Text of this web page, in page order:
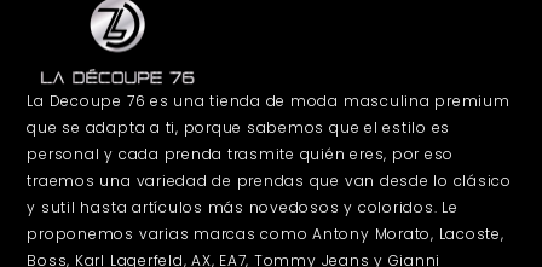
La Decoupe 76 es una tienda de moda masculina premium
que se adapta a ti, porque sabemos que el estilo es
personal y cada prenda trasmite quién eres, por eso
traemos una variedad de prendas que van desde lo clásico
y sutil hasta artículos más novedosos y coloridos. Le
proponemos varias marcas como Antony Morato, Lacoste,
Boss, Karl Lagerfeld, AX, EA7, Tommy Jeans y Gianni